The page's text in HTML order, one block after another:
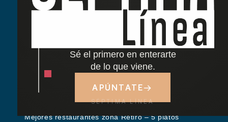
Sé el primero en enterarte
de lo que viene.
APÚNTATE→
SÉPTIMA LÍNEA
nueva carta de cócteles ha llegado
Cocido madrileño: tradición y sabor junto al
Dónde comer cerca del Parque del Retiro en
Madrid
Tapas y terraza junto al Retiro
Mejores restaurantes zona Retiro – 5 platos